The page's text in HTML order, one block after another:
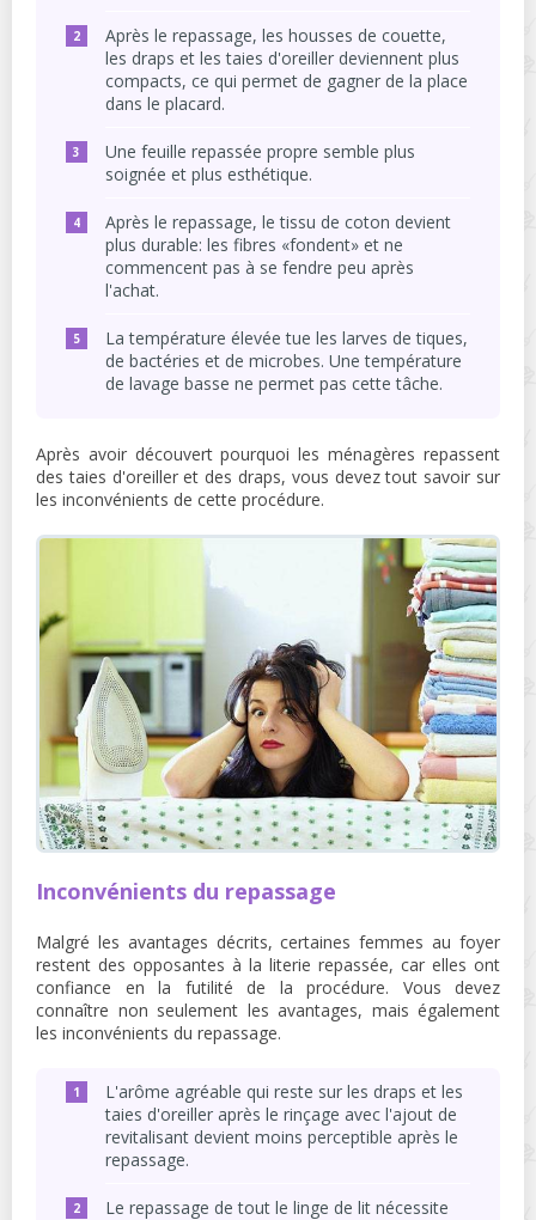
Après le repassage, les housses de couette,
les draps et les taies d'oreiller deviennent plus
compacts, ce qui permet de gagner de la place
dans le placard.
Une feuille repassée propre semble plus
soignée et plus esthétique.
Après le repassage, le tissu de coton devient
plus durable: les fibres «fondent» et ne
commencent pas à se fendre peu après
l'achat.
La température élevée tue les larves de tiques,
de bactéries et de microbes. Une température
de lavage basse ne permet pas cette tâche.
Après avoir découvert pourquoi les ménagères repassent
des taies d'oreiller et des draps, vous devez tout savoir sur
les inconvénients de cette procédure.
Inconvénients du repassage
Malgré les avantages décrits, certaines femmes au foyer
restent des opposantes à la literie repassée, car elles ont
confiance en la futilité de la procédure. Vous devez
connaître non seulement les avantages, mais également
les inconvénients du repassage.
L'arôme agréable qui reste sur les draps et les
taies d'oreiller après le rinçage avec l'ajout de
revitalisant devient moins perceptible après le
repassage.
Le repassage de tout le linge de lit nécessite